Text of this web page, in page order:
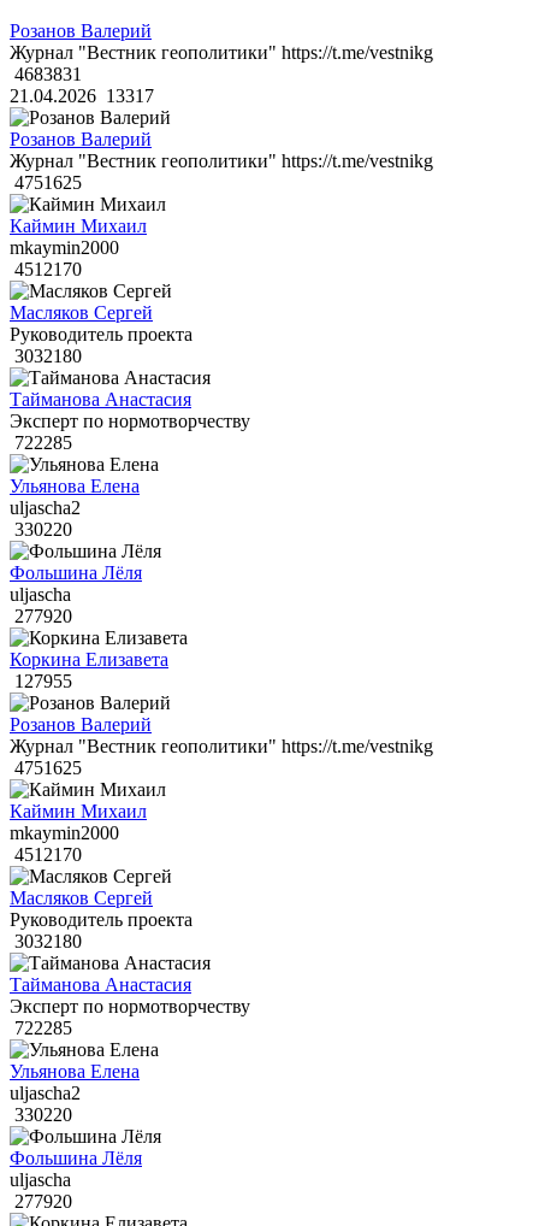
Розанов Валерий
Журнал "Вестник геополитики" https://t.me/vestnikg
4683831
21.04.2026 13317
Розанов Валерий
Журнал "Вестник геополитики" https://t.me/vestnikg
4751625
Каймин Михаил
mkaymin2000
4512170
Масляков Сергей
Руководитель проекта
3032180
Тайманова Анастасия
Эксперт по нормотворчеству
722285
Ульянова Елена
uljascha2
330220
Фольшина Лёля
uljascha
277920
Коркина Елизавета
127955
Розанов Валерий
Журнал "Вестник геополитики" https://t.me/vestnikg
4751625
Каймин Михаил
mkaymin2000
4512170
Масляков Сергей
Руководитель проекта
3032180
Тайманова Анастасия
Эксперт по нормотворчеству
722285
Ульянова Елена
uljascha2
330220
Фольшина Лёля
uljascha
277920